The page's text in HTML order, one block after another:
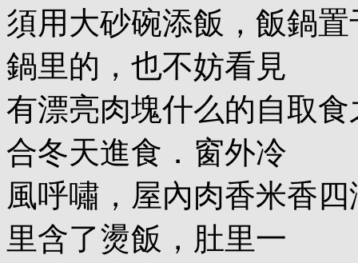
須用大砂碗添飯，飯鍋
鍋里的，也不妨看見
有漂亮肉塊什么的自取
合冬天進食．窗外冷
風呼嘯，屋內肉香米香
里含了燙飯，肚里一